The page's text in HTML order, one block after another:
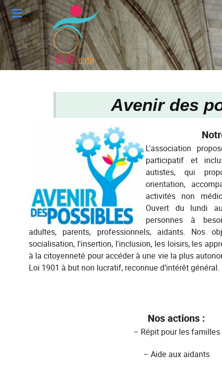
Avenir des
L'association
participatif et
autistes, qui
orientation,
activités non
Ouvert du lundi
personnes à
adultes, parents, professionnels, aidants. Nos
socialisation, l'insertion, l'inclusion, les loisirs, les
à la citoyenneté pour accéder à une vie la plus
Loi 1901 à but non lucratif, reconnue d’intérêt général.
Nos actions :
– Répit pour les familles
– Aide aux aidants